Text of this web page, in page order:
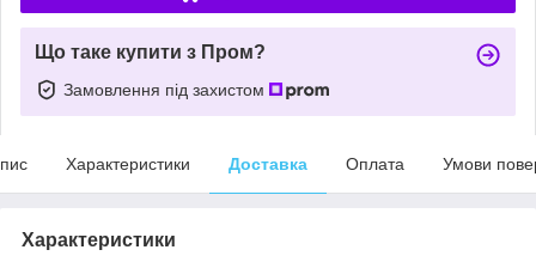
Що таке купити з Пром?
Замовлення під захистом
Характеристики Доставка Оплата Умови
Характеристики